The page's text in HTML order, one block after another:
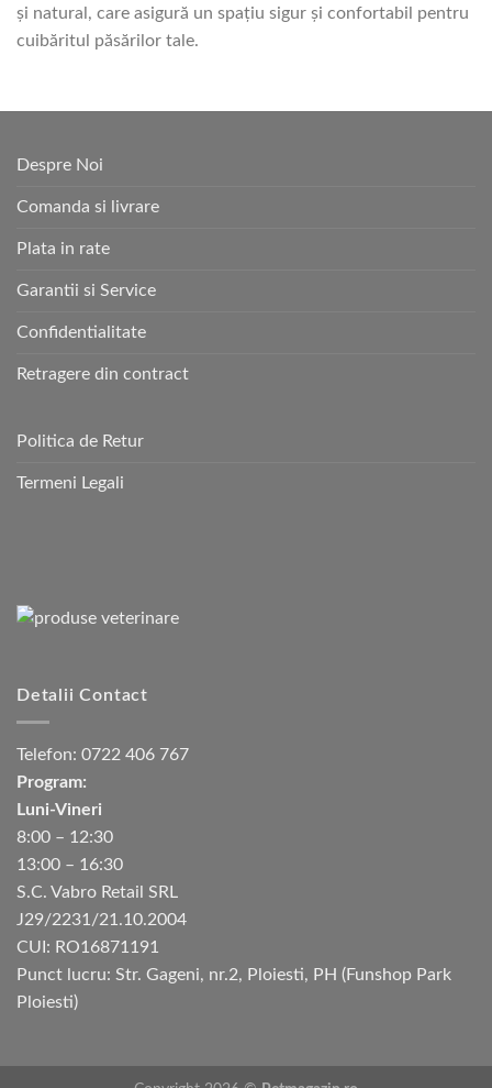
și natural, care asigură un spațiu sigur și confortabil pentru
cuibăritul păsărilor tale.
Despre Noi
Comanda si livrare
Plata in rate
Garantii si Service
Confidentialitate
Retragere din contract
Politica de Retur
Termeni Legali
Detalii Contact
Telefon: 0722 406 767
Program:
Luni-Vineri
8:00 – 12:30
13:00 – 16:30
S.C. Vabro Retail SRL
J29/2231/21.10.2004
CUI: RO16871191
Punct lucru: Str. Gageni, nr.2, Ploiesti, PH (Funshop Park
Ploiesti)